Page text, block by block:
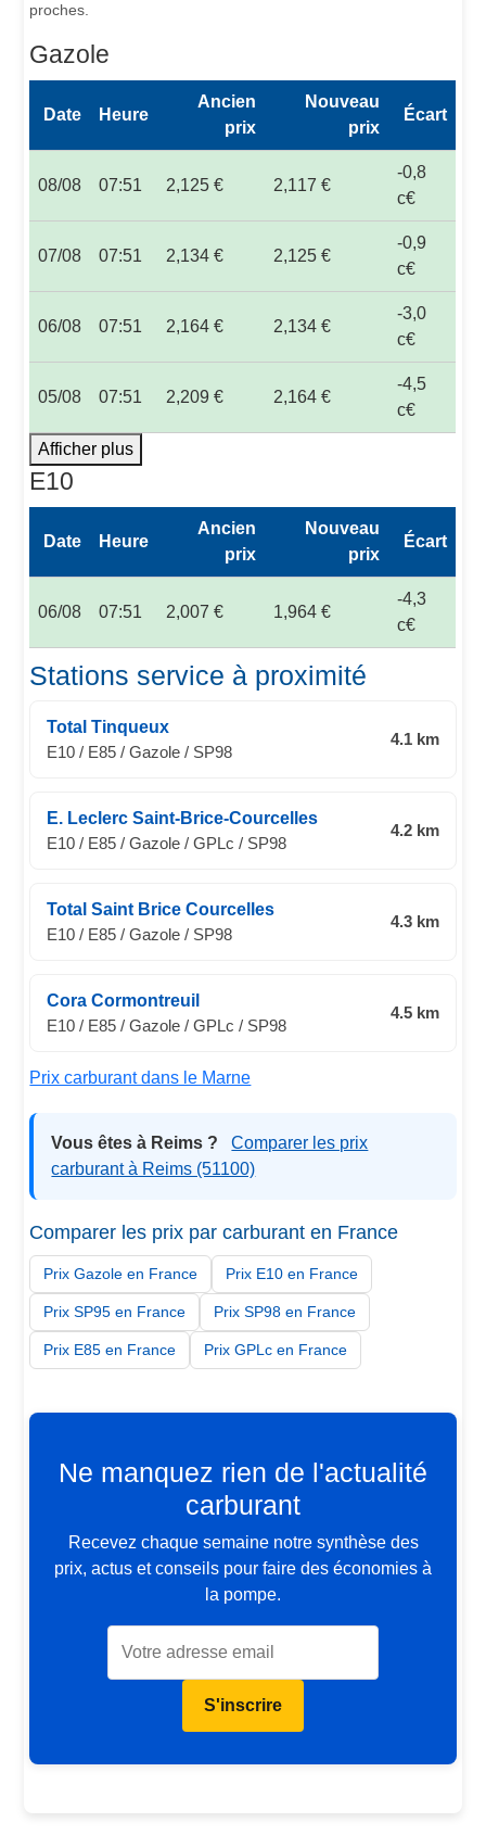
proches.
Gazole
Date Heure
Ancien
prix
Nouveau
prix
Écart
08/08 07:51 2,125 € 2,117 €
-0,8
c€
07/08 07:51 2,134 € 2,125 €
-0,9
c€
06/08 07:51 2,164 € 2,134 €
-3,0
c€
05/08 07:51 2,209 € 2,164 €
-4,5
c€
Afficher plus
E10
Date Heure
Ancien
prix
Nouveau
prix
Écart
06/08 07:51 2,007 € 1,964 €
-4,3
c€
Stations service à proximité
Total Tinqueux
E10 / E85 / Gazole / SP98
4.1 km
E. Leclerc Saint-Brice-Courcelles
E10 / E85 / Gazole / GPLc / SP98
4.2 km
Total Saint Brice Courcelles
E10 / E85 / Gazole / SP98
4.3 km
Cora Cormontreuil
E10 / E85 / Gazole / GPLc / SP98
4.5 km
Prix carburant dans le Marne
Vous êtes à Reims ?
Comparer les prix
carburant à Reims (51100)
Comparer les prix par carburant en France
Prix Gazole en France Prix E10 en France
Prix SP95 en France Prix SP98 en France
Prix E85 en France Prix GPLc en France
Ne manquez rien de l'actualité
carburant
Recevez chaque semaine notre synthèse des
prix, actus et conseils pour faire des économies à
la pompe.
S'inscrire